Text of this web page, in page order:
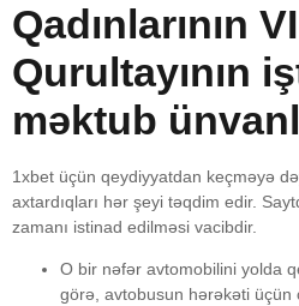
Qadınlarının VI
Qurultayının
məktub
1xbet üçün qeydiyyatdan keçməyə
axtardıqları hər şeyi təqdim edir.
zamanı istinad edilməsi vacibdir.
O bir nəfər avtomobilini yolda
görə, avtobusun hərəkəti üçün